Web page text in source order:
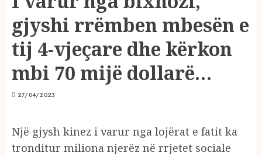
gjyshi rrëmben mbesën e
tij 4-vjeçare dhe kërkon
mbi 70 mijë dollarë…
27/04/2023
Një gjysh kinez i varur nga lojërat e fatit ka
tronditur miliona njerëz në rrjetet sociale